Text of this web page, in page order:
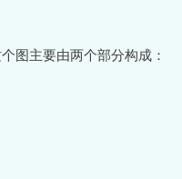
图主要由两个部分构成：